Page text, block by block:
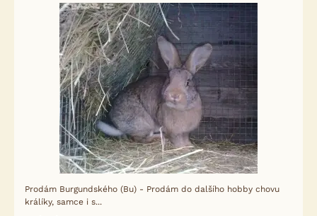
Prodám Burgundského (Bu) - Prodám do dalšího hobby chovu
králíky, samce i s...